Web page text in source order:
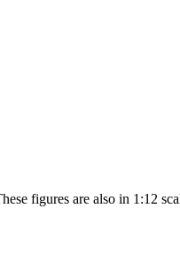
figures are also in 1:12